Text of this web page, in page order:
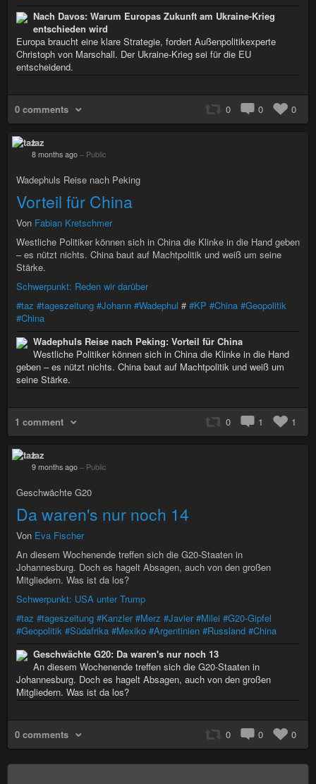
Nach Davos: Warum Europas Zukunft am Ukraine-Krieg
entschieden wird
Europa braucht eine klare Strategie, fordert Außenpolitikexperte
Christoph von Marschall. Der Ukraine-Krieg sei für die EU
entscheidend.
0 comments 0 0 0
taz
8 months ago – Public
Wadephuls Reise nach Peking
Vorteil für China
Von Fabian Kretschmer
Westliche Politiker können sich in China die Klinke in die Hand geben
– es nützt nichts. China baut auf Machtpolitik und weiß um seine
Stärke.
Schwerpunkt: Reden wir darüber
#taz #tageszeitung #Johann #Wadephul # #KP #China #Geopolitik
#China
Wadephuls Reise nach Peking: Vorteil für China
Westliche Politiker können sich in China die Klinke in die Hand
geben – es nützt nichts. China baut auf Machtpolitik und weiß um
seine Stärke.
1 comment 0 1 1
taz
9 months ago – Public
Geschwächte G20
Da waren's nur noch 14
Von Eva Fischer
An diesem Wochenende treffen sich die G20-Staaten in
Johannesburg. Doch es hagelt Absagen, auch von den großen
Mitgliedern. Was ist da los?
Schwerpunkt: USA unter Trump
#taz #tageszeitung #Kanzler #Merz #Javier #Milei #G20-Gipfel
#Geopolitik #Südafrika #Mexiko #Argentinien #Russland #China
Geschwächte G20: Da waren's nur noch 13
An diesem Wochenende treffen sich die G20-Staaten in
Johannesburg. Doch es hagelt Absagen, auch von den großen
Mitgliedern. Was ist da los?
0 comments 0 0 0